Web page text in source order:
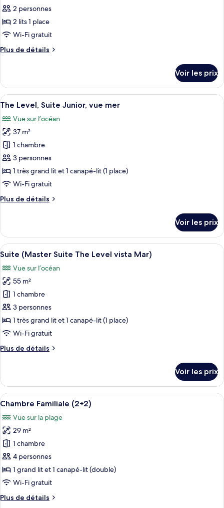
mer
(2+2)
pour
ce
type
chambre :
Chambre
2 personnes
2 lits 1 place
Wi-Fi gratuit
Plus de détails
Plus
le
type
de
The
Level,
Chambre
Voir les prix
Afficher
toutes
les
photos
pour
ce
type
de
chambre :
The
Junior,
vue
mer
Une chambre d’hôtel moderne
3
The Level, Suite Junior, vue mer
Vue sur l’océan
37 m²
1 chambre
3 personnes
1 très grand lit et 1 canapé-lit (1 place)
Wi-Fi gratuit
Plus de détails
Plus
le
type
de
chambre
The
Level,
Suite
Junior,
vue
mer
Voir les prix
Afficher
toutes
les
photos
pour
ce
type
de
chambre :
Suite
The
Level
vista
Mar)
Un balcon avec vue sur la plage, des
6
Suite (Master Suite The Level vista Mar)
Vue sur l’océan
55 m²
1 chambre
3 personnes
1 très grand lit et 1 canapé-lit (1 place)
Wi-Fi gratuit
Plus de détails
Plus
le
type
de
Suite
(Master
Suite
The
Level
vista
Mar)
Voir les prix
Afficher
toutes
les
photos
pour
ce
type
de
chambre :
Chambre
Une chambre d’hôtel avec un grand
3
Chambre Familiale (2+2)
Vue sur la plage
29 m²
1 chambre
4 personnes
1 grand lit et 1 canapé-lit (double)
Wi-Fi gratuit
Plus de détails
Plus